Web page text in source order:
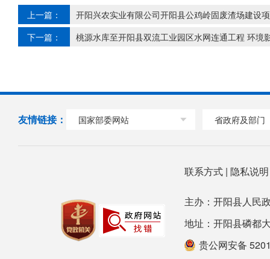
上一篇：
开阳兴农实业有限公司开阳县公鸡岭固废渣场建设
下一篇：
桃源水库至开阳县双流工业园区水网连通工程 环境
友情链接： 国家部委网站 省政府及部门
联系方式| 隐私说
主办：开阳县人民
地址：开阳县磷都
贵公网安备